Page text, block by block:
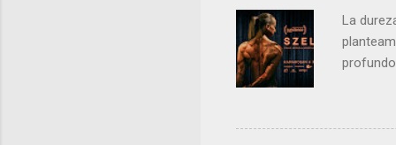
La
Edina ,